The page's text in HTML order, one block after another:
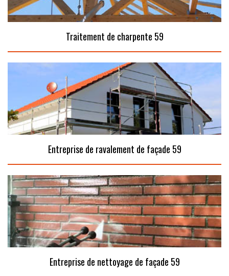
Traitement de charpente 59
Entreprise de ravalement de façade 59
Entreprise de nettoyage de façade 59